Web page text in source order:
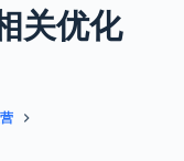
关优化